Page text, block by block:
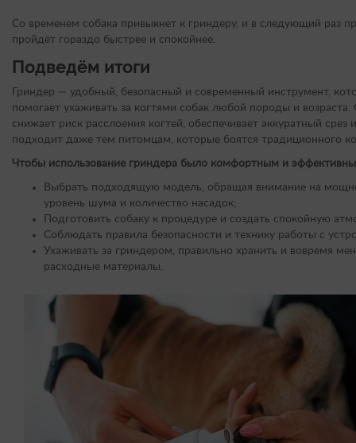
Со временем собака привыкнет к гриндеру, и в следующий раз
пройдёт гораздо быстрее и спокойнее.
Подведём итоги
Гриндер — удобный, безопасный и современный инструмент,
помогает ухаживать за когтями собак любой породы и возраста.
снижает риск расслоения когтей, обеспечивает аккуратный срез и
подходит даже тем питомцам, которые боятся традиционного
Чтобы использование гриндера было комфортным и
Выбрать подходящую модель, обращая внимание на
уровень шума и количество насадок;
Подготовить собаку к процедуре и создать спокойную
Соблюдать правила безопасности и технику работы с
Ухаживать за гриндером, правильно хранить и вовремя
расходные материалы.